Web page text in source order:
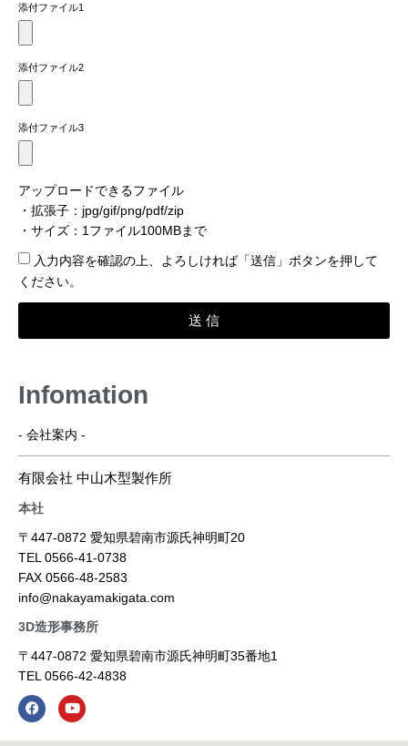
添付ファイル1
添付ファイル2
添付ファイル3
アップロードできるファイル
・拡張子：jpg/gif/png/pdf/zip
・サイズ：1ファイル100MBまで
入力内容を確認​の上、よろしければ「送信」ボタンを押して
ください。
送 信
Infomation
- 会社案内 -
有限会社 中山木型製作所
本社
〒447-0872 愛知県碧南市源氏神明町20
TEL 0566-41-0738
FAX 0566-48-2583
info@nakayamakigata.com
3D造形事務所
〒447-0872 愛知県碧南市源氏神明町35番地1
TEL 0566-42-4838